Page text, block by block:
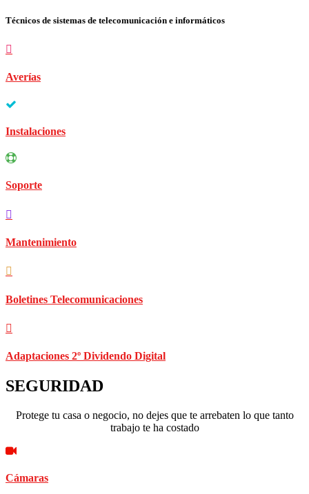
Técnicos de sistemas de telecomunicación e informáticos
Averías
Instalaciones
Soporte
Mantenimiento
Boletines Telecomunicaciones
Adaptaciones 2º Dividendo Digital
SEGURIDAD
Protege tu casa o negocio, no dejes que te arrebaten lo que tanto
trabajo te ha costado
Cámaras